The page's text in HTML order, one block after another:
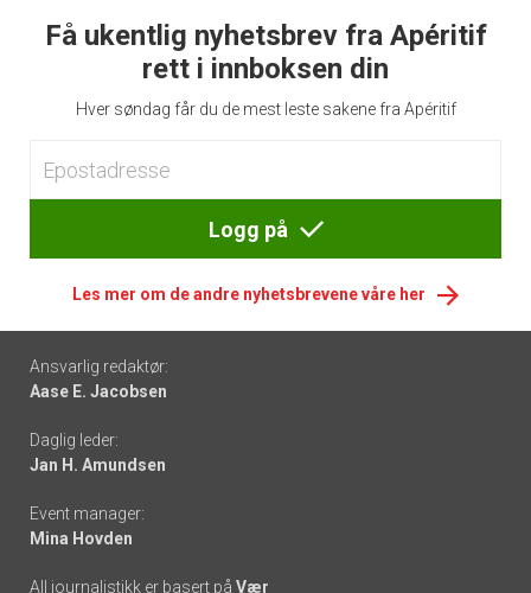
Få ukentlig nyhetsbrev fra Apéritif
rett i innboksen din
Hver søndag får du de mest leste sakene fra Apéritif
Logg på
Les mer om de andre nyhetsbrevene våre her
Footer
-
links
Ansvarlig redaktør:
Aase E. Jacobsen
Daglig leder:
Jan H. Amundsen
Event manager:
Mina Hovden
All journalistikk er basert på Vær